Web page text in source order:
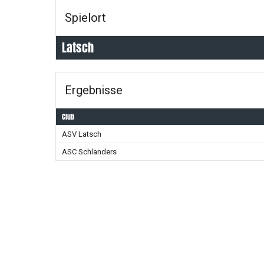
Spielort
Latsch
Ergebnisse
Club
ASV Latsch
ASC Schlanders